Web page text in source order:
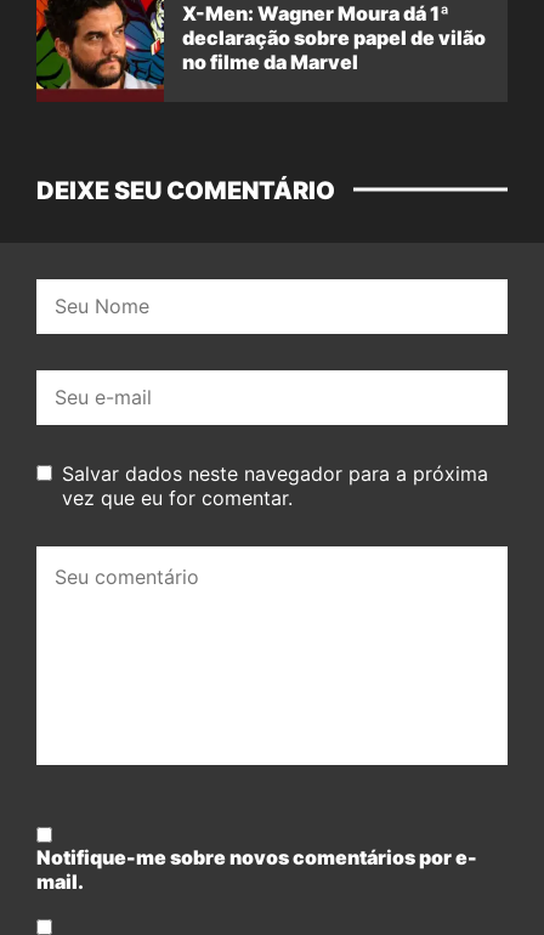
X-Men: Wagner Moura dá 1ª
declaração sobre papel de vilão
no filme da Marvel
DEIXE SEU COMENTÁRIO
mail:
Salvar dados neste navegador para a próxima
vez que eu for comentar.
comentário:
Notifique-me sobre novos comentários por e-
mail.